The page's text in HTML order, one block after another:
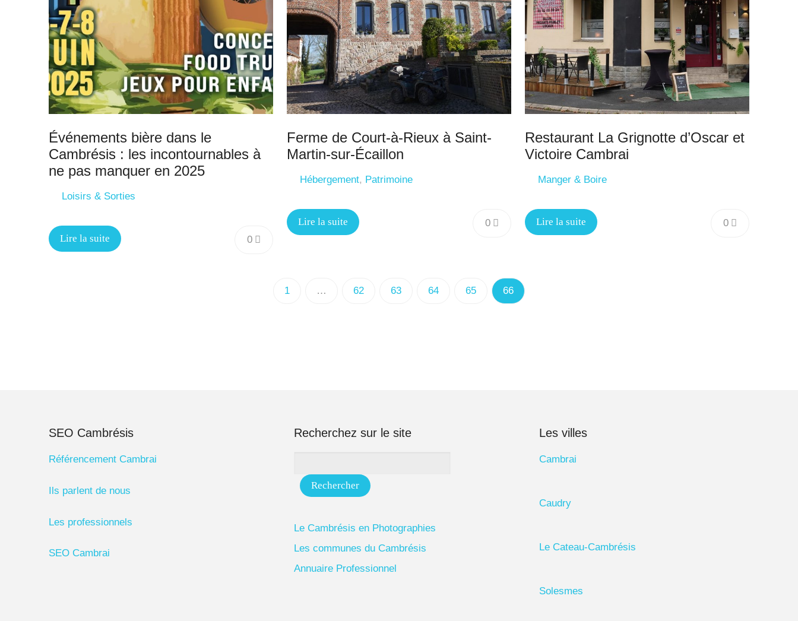
Événements bière dans le
Cambrésis : les incontournables à
ne pas manquer en 2025
Loisirs & Sorties
0
Lire la suite
Ferme de Court-à-Rieux à Saint-
Martin-sur-Écaillon
Hébergement, Patrimoine
0
Lire la suite
Restaurant La Grignotte d’Oscar et
Victoire Cambrai
Manger & Boire
0
Lire la suite
1 … 62 63 64 65 66
SEO Cambrésis
Référencement Cambrai
Ils parlent de nous
Les professionnels
SEO Cambrai
Recherchez sur le site
Le Cambrésis en Photographies
Les communes du Cambrésis
Annuaire Professionnel
Les villes
Cambrai
Caudry
Le Cateau-Cambrésis
Solesmes